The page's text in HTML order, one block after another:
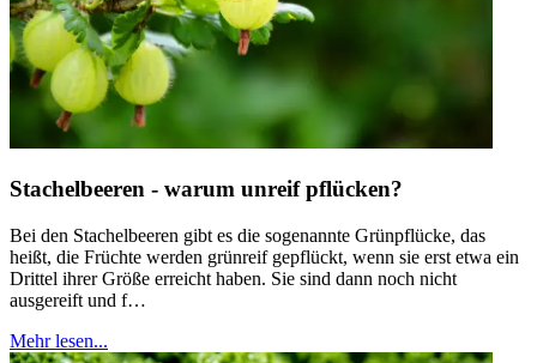
Stachelbeeren - warum unreif pflücken?
Bei den Stachelbeeren gibt es die sogenannte Grünpflücke, das
heißt, die Früchte werden grünreif gepflückt, wenn sie erst etwa ein
Drittel ihrer Größe erreicht haben. Sie sind dann noch nicht
ausgereift und f…
Mehr lesen...